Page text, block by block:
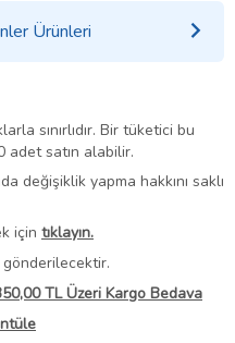
Ürünleri
sınırlıdır. Bir tüketici bu
adet satın alabilir.
değişiklik yapma hakkını saklı
için tıklayın.
TL Üzeri Kargo Bedava